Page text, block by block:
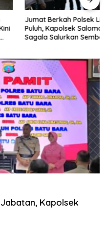
Jumat Berkah Polsek Lima
Puluh, Kapolsek Salomo
Sagala Salurkan Sembako
Kapolsek